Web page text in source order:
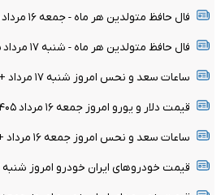
فال حافظ متولدین هر ماه - جمعه ۱۶ مرداد ۱۴۰۵
فال حافظ متولدین هر ماه - شنبه ۱۷ مرداد ۱۴۰۵
ساعات سعد و نحس امروز شنبه ۱۷ مرداد + جدول
قیمت دلار و یورو امروز جمعه ۱۶ مرداد ۱۴۰۵ + جدول
ساعات سعد و نحس امروز جمعه ۱۶ مرداد + جدول
قیمت خودرو‌های ایران خودرو امروز شنبه ۱۷ مرداد ۱۴۰۵ + جدول